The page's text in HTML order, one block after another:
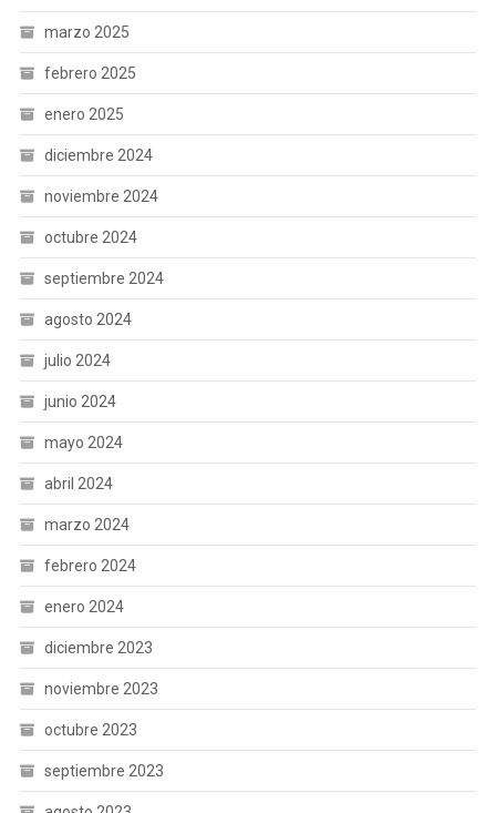
marzo 2025
febrero 2025
enero 2025
diciembre 2024
noviembre 2024
octubre 2024
septiembre 2024
agosto 2024
julio 2024
junio 2024
mayo 2024
abril 2024
marzo 2024
febrero 2024
enero 2024
diciembre 2023
noviembre 2023
octubre 2023
septiembre 2023